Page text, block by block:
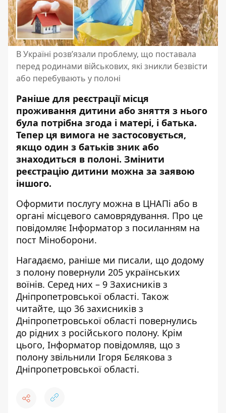
В Україні розв’язали проблему, що поставала
перед родинами військових, які зникли безвісти
або перебувають у полоні
Раніше для реєстрації місця
проживання дитини або зняття з нього
була потрібна згода і матері, і батька.
Тепер ця вимога не застосовується,
якщо один з батьків зник або
знаходиться в полоні. Змінити
реєстрацію дитини можна за заявою
іншого.
Оформити послугу можна в ЦНАПі або в
органі місцевого самоврядування. Про це
повідомляє Інформатор з посиланням на
пост Міноборони.
Нагадаємо, раніше ми писали, що додому
з полону повернули 205 українських
воїнів. Серед них – 9 Захисників з
Дніпропетровської області. Також
читайте, що 36 захисників з
Дніпропетровської області повернулись
до рідних з російського полону. Крім
цього, Інформатор повідомляв, що з
полону звільнили Ігоря Бєлякова з
Дніпропетровської області.